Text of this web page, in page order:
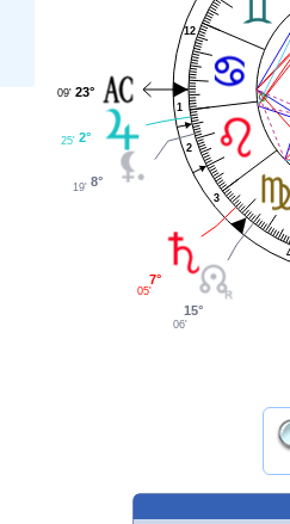
1
2
3
12
23°
09'
2°
25'
8°
19'
7°
05'
15°
06'